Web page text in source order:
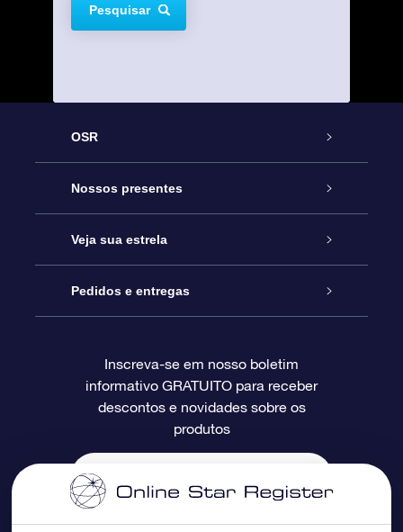
Pesquisar
OSR
Serviço
Entre em contato conosco
Blog
Avaliações
Nossos presentes
Presente estrelar on-line
Pacote de presente da OSR
O cartão de presente da OSR
Presentes corporativos
Veja sua estrela
Star Register
Página estelar personalizada
Um Milhão de Estrelas
OSR Starsaver
Pedidos e entregas
Informações de pagamento
Política de devolução
Inscreva-se em nosso boletim
informativo GRATUITO para receber
descontos e novidades sobre os
produtos